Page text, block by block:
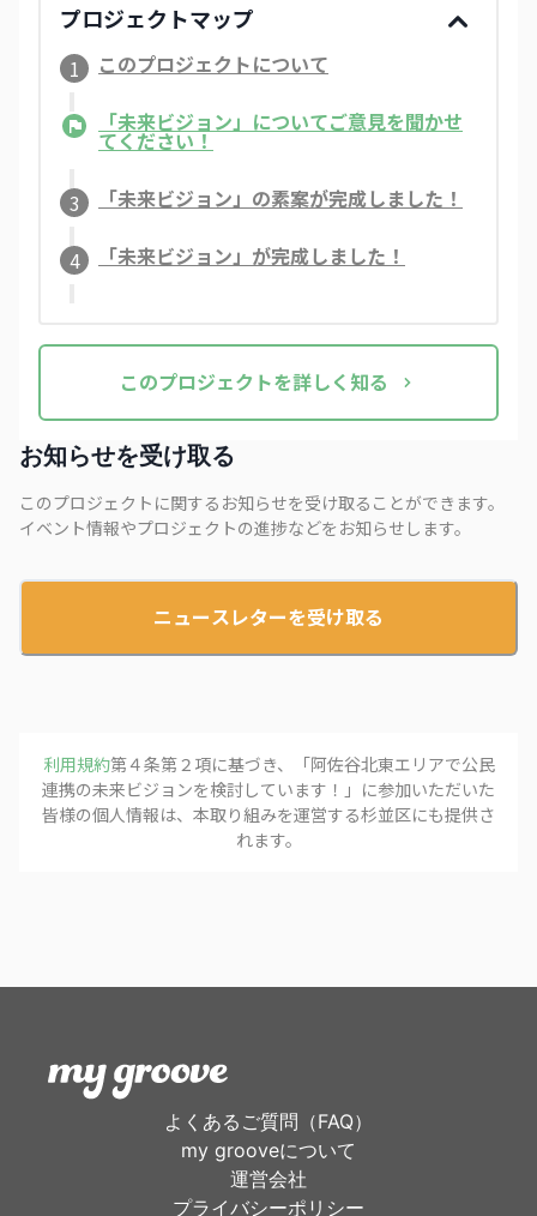
プロジェクトマップ
1
このプロジェクトについて
「未来ビジョン」についてご意見を聞かせ
てください！
3 「未来ビジョン」の素案が完成しました！
4 「未来ビジョン」が完成しました！
このプロジェクトを詳しく知る
お知らせを受け取る
このプロジェクトに関するお知らせを受け取ることができます。
イベント情報やプロジェクトの進捗などをお知らせします。
ニュースレターを受け取る
利用規約第４条第２項に基づき、「阿佐谷北東エリアで公民
連携の未来ビジョンを検討しています！ 」に参加いただいた
皆様の個人情報は、本取り組みを運営する杉並区にも提供さ
れます。
よくあるご質問（FAQ）
my grooveについて
運営会社
プライバシーポリシー